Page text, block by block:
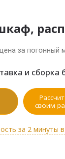
за погонный
и сборка
своим
за 2 минуты